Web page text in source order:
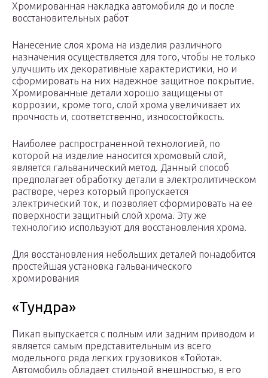
Хромированная накладка автомобиля до и после
восстановительных работ
Нанесение слоя хрома на изделия различного
назначения осуществляется для того, чтобы не только
улучшить их декоративные характеристики, но и
сформировать на них надежное защитное покрытие.
Хромированные детали хорошо защищены от
коррозии, кроме того, слой хрома увеличивает их
прочность и, соответственно, износостойкость.
Наиболее распространенной технологией, по
которой на изделие наносится хромовый слой,
является гальванический метод. Данный способ
предполагает обработку детали в электролитическом
растворе, через который пропускается
электрический ток, и позволяет сформировать на ее
поверхности защитный слой хрома. Эту же
технологию используют для восстановления хрома.
Для восстановления небольших деталей понадобится
простейшая установка гальванического
хромирования
«Тундра»
Пикап выпускается с полным или задним приводом и
является самым представительным из всего
модельного ряда легких грузовиков «Тойота».
Автомобиль обладает стильной внешностью, в его